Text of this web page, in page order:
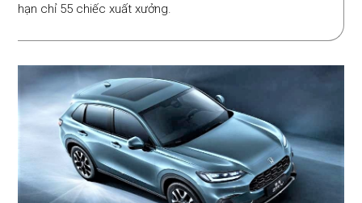
hạn chỉ 55 chiếc xuất xưởng.